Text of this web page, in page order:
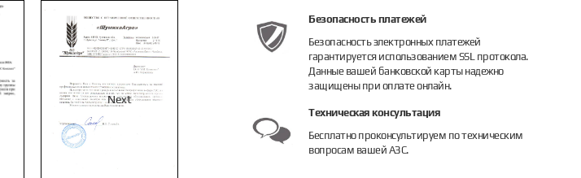
Next
Безопасность платежей
Безопасность электронных платежей
гарантируется использованием SSL протокола.
Данные вашей банковской карты надежно
защищены при оплате онлайн.
Техническая консультация
Бесплатно проконсультируем по техническим
вопросам вашей АЗС.